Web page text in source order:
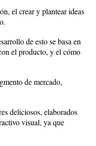
el crear y plantear ideas
de esto se basa en
el producto, y el cómo
de mercado,
deliciosos, elaborados
visual, ya que